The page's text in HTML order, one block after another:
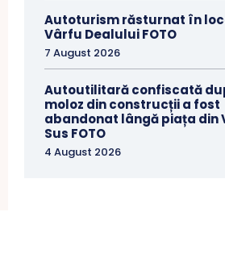
Autoturism răsturnat în
Vârfu Dealului FOTO
7 August 2026
Autoutilitară confiscată
moloz din construcții a fost
abandonat lângă piața din
Sus FOTO
4 August 2026